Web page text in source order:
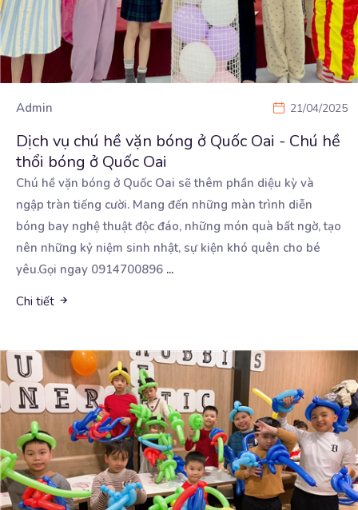
Admin 21/04/2025
Dịch vụ chú hề vặn bóng ở Quốc Oai - Chú hề
thổi bóng ở Quốc Oai
Chú hề vặn bóng ở Quốc Oai sẽ thêm phần diệu kỳ và
ngập tràn tiếng cười. Mang đến những màn trình diễn
bóng bay nghệ thuật độc đáo, những món quà bất ngờ, tạo
nên những kỷ niệm sinh nhật, sự kiện khó quên cho bé
yêu.Gọi ngay 0914700896 ...
Chi tiết